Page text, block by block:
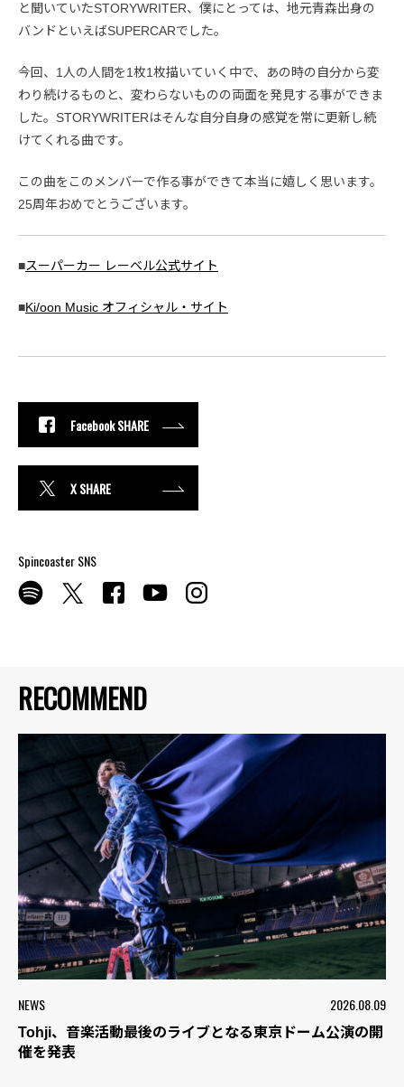
RECOMMEND
NEWS 2026.08.09
Tohji、音楽活動最後のライブとなる東京ドーム公演の開
催を発表
と聞いていたSTORYWRITER、僕にとっては、地元青森出身の
バンドといえばSUPERCARでした。
今回、1人の人間を1枚1枚描いていく中で、あの時の自分から変
わり続けるものと、変わらないものの両面を発見する事ができま
した。STORYWRITERはそんな自分自身の感覚を常に更新し続
けてくれる曲です。
この曲をこのメンバーで作る事ができて本当に嬉しく思います。
25周年おめでとうございます。
■スーパーカー レーベル公式サイト
■Ki/oon Music オフィシャル・サイト
Facebook SHARE
X SHARE
Spincoaster SNS